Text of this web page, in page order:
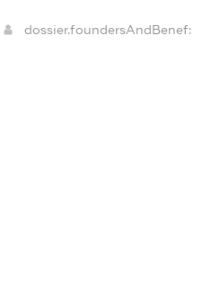
dossier.foundersAndBenef: